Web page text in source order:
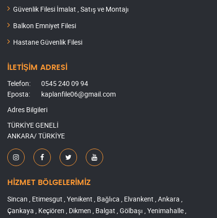
Güvenlik Filesi İmalat , Satış ve Montajı
Balkon Emniyet Filesi
Hastane Güvenlik Filesi
İLETİŞİM ADRESİ
Telefon:
0545 240 09 94
Eposta:
kaplanfile06@gmail.com
Adres Bilgileri
TÜRKİYE GENELİ
ANKARA/ TÜRKİYE
HİZMET BÖLGELERİMİZ
Sincan , Etimesgut , Yenikent , Bağlıca , Elvankent , Ankara ,
Çankaya , Keçiören , Dikmen , Balgat , Gölbaşı , Yenimahalle ,